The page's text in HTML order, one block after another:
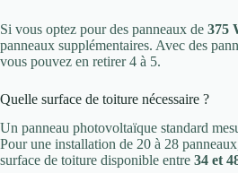
Si vous optez pour des panneaux de 375
panneaux supplémentaires. Avec des
vous pouvez en retirer 4 à 5.
Quelle surface de toiture nécessaire ?
Un panneau photovoltaïque standard
Pour une installation de 20 à 28
surface de toiture disponible entre 34 et